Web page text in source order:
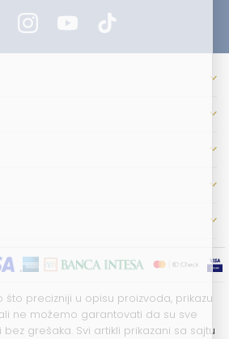
precizniji u opisu proizvoda, prikazu
ne možemo garantovati da su sve
grešaka. Svi artikli prikazani sa sajtu